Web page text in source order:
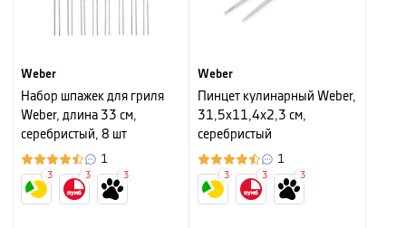
Weber
Набор шпажек для гриля
Weber, длина 33 см,
серебристый, 8 шт
1
3 3 3
Weber
Пинцет кулинарный Weber,
31,5х11,4х2,3 см,
серебристый
1
3 3 3